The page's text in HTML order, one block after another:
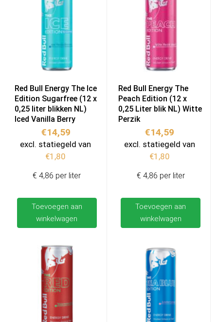
Red Bull Energy The Ice
Edition Sugarfree (12 x
0,25 liter blikken NL)
Iced Vanilla Berry
€14,59
excl. statiegeld van
€1,80
Toevoegen aan
winkelwagen
€ 4,86 per liter
Red Bull Energy The
Peach Edition (12 x
0,25 Liter blik NL) Witte
Perzik
€14,59
excl. statiegeld van
€1,80
Toevoegen aan
winkelwagen
€ 4,86 per liter